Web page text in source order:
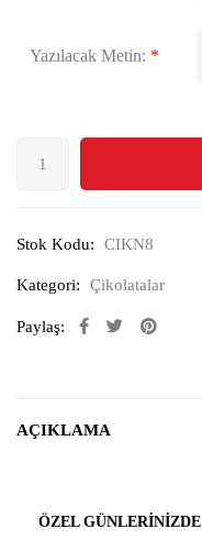
Yazılacak Metin: *
Stok Kodu: CIKN8
Kategori: Çikolatalar
Paylaş:
AÇIKLAMA
ÖZEL GÜNLERINIZDE